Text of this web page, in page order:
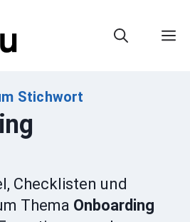
Stichwort
Checklisten und
Thema Onboarding